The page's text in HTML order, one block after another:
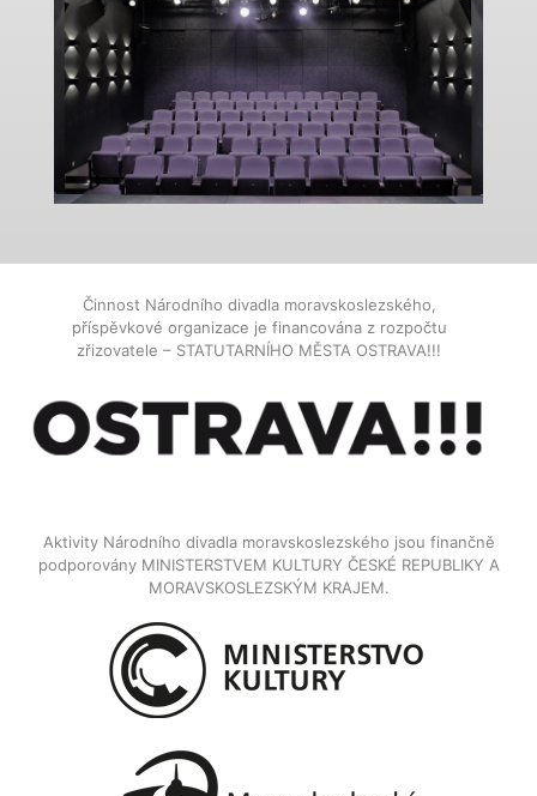
Činnost Národního divadla moravskoslezského,
příspěvkové organizace je financována z rozpočtu
zřizovatele – STATUTARNÍHO MĚSTA OSTRAVA!!!
Aktivity Národního divadla moravskoslezského jsou finančně
podporovány MINISTERSTVEM KULTURY ČESKÉ REPUBLIKY A
MORAVSKOSLEZSKÝM KRAJEM.